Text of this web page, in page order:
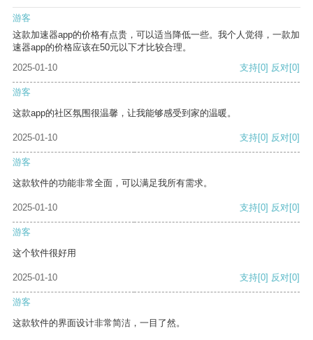
游客
这款加速器app的价格有点贵，可以适当降低一些。我个人觉得，一款加
速器app的价格应该在50元以下才比较合理。
2025-01-10
支持[0] 反对[0]
游客
这款app的社区氛围很温馨，让我能够感受到家的温暖。
2025-01-10 支持[0] 反对[0]
游客
这款软件的功能非常全面，可以满足我所有需求。
2025-01-10 支持[0] 反对[0]
游客
这个软件很好用
2025-01-10 支持[0] 反对[0]
游客
这款软件的界面设计非常简洁，一目了然。